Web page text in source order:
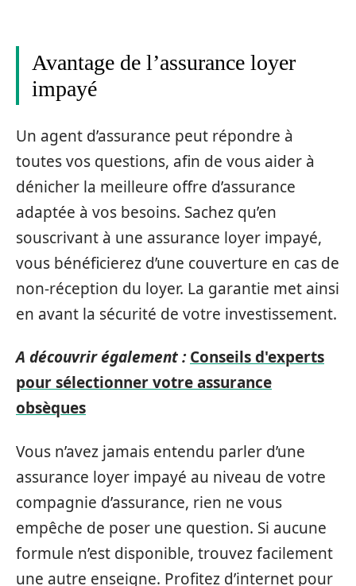
Avantage de l’assurance loyer
impayé
Un agent d’assurance peut répondre à
toutes vos questions, afin de vous aider à
dénicher la meilleure offre d’assurance
adaptée à vos besoins. Sachez qu’en
souscrivant à une assurance loyer impayé,
vous bénéficierez d’une couverture en cas de
non-réception du loyer. La garantie met ainsi
en avant la sécurité de votre investissement.
A découvrir également : Conseils d'experts
pour sélectionner votre assurance
obsèques
Vous n’avez jamais entendu parler d’une
assurance loyer impayé au niveau de votre
compagnie d’assurance, rien ne vous
empêche de poser une question. Si aucune
formule n’est disponible, trouvez facilement
une autre enseigne. Profitez d’internet pour